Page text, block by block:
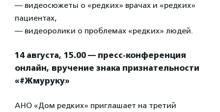
— видеосюжеты о «редких» врачах и «редких»
пациентах,
— видеоролики о проблемах «редких» людей.
14 августа, 15.00 — пресс-конференция
онлайн, вручение знака признательности
«#Жмуруку»
АНО «Дом редких» приглашает на третий